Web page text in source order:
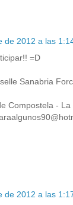
de 2012 a las
=D
Sanabria
Compostela -
de 2012 a las